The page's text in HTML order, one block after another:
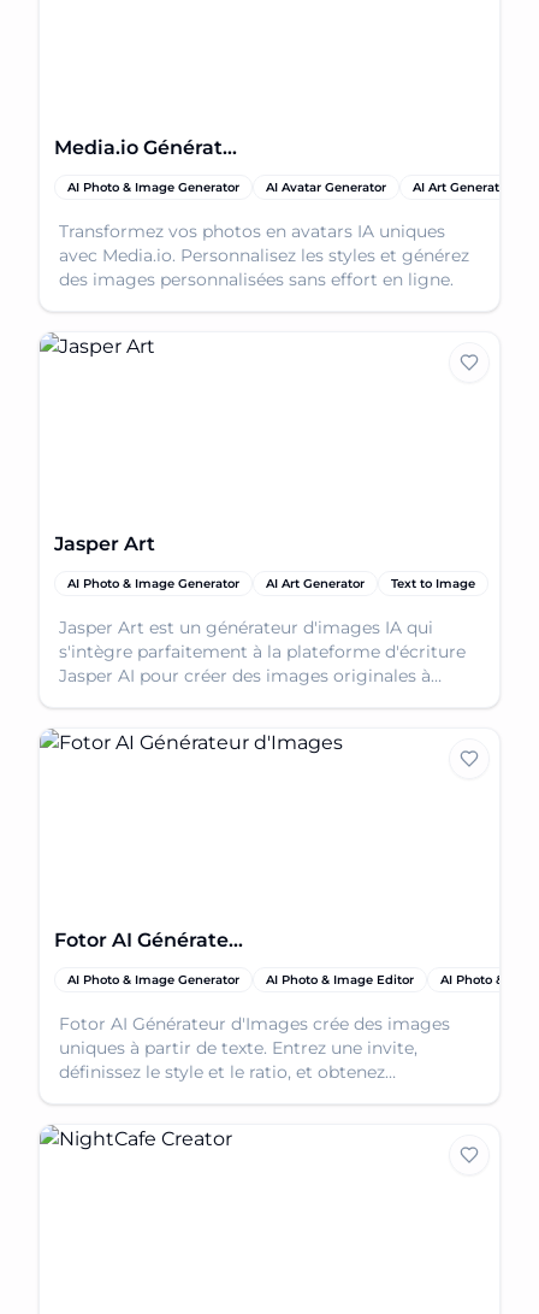
Media.io Générateur d'avatars IA
AI Photo & Image Generator AI Avatar Generator AI Art Generator
Transformez vos photos en avatars IA uniques
avec Media.io. Personnalisez les styles et générez
des images personnalisées sans effort en ligne.
Jasper Art
AI Photo & Image Generator AI Art Generator Text to Image
Jasper Art est un générateur d'images IA qui
s'intègre parfaitement à la plateforme d'écriture
Jasper AI pour créer des images originales à
Fotor AI Générateur d'Images
AI Photo & Image Generator AI Photo & Image Editor AI Photo &
Fotor AI Générateur d'Images crée des images
uniques à partir de texte. Entrez une invite,
définissez le style et le ratio, et obtenez